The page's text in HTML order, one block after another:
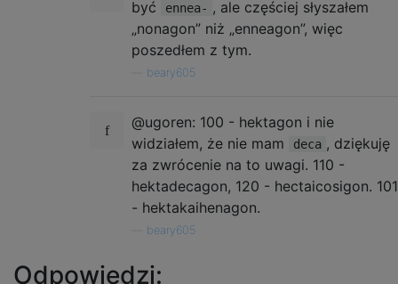
być
ennea- , ale częściej słyszałem
„nonagon” niż „enneagon”, więc
poszedłem z tym.
beary605
@ugoren: 100 - hektagon i nie
widziałem, że nie mam
deca , dziękuję
za zwrócenie na to uwagi. 110 -
hektadecagon, 120 - hectaicosigon. 101
- hektakaihenagon.
beary605
Odpowiedzi: